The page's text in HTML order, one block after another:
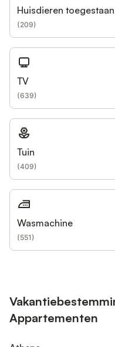
Huisdieren toegestaan
(209)
TV
(639)
Tuin
(409)
Wasmachine
(551)
Appartementen